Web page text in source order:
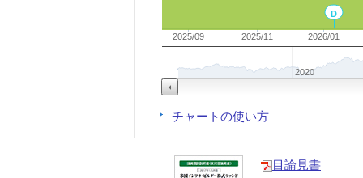
D
2025/09 2025/11 2026/01
2020
チャートの使い方
目論見書